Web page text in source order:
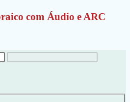
com Áudio e ARC